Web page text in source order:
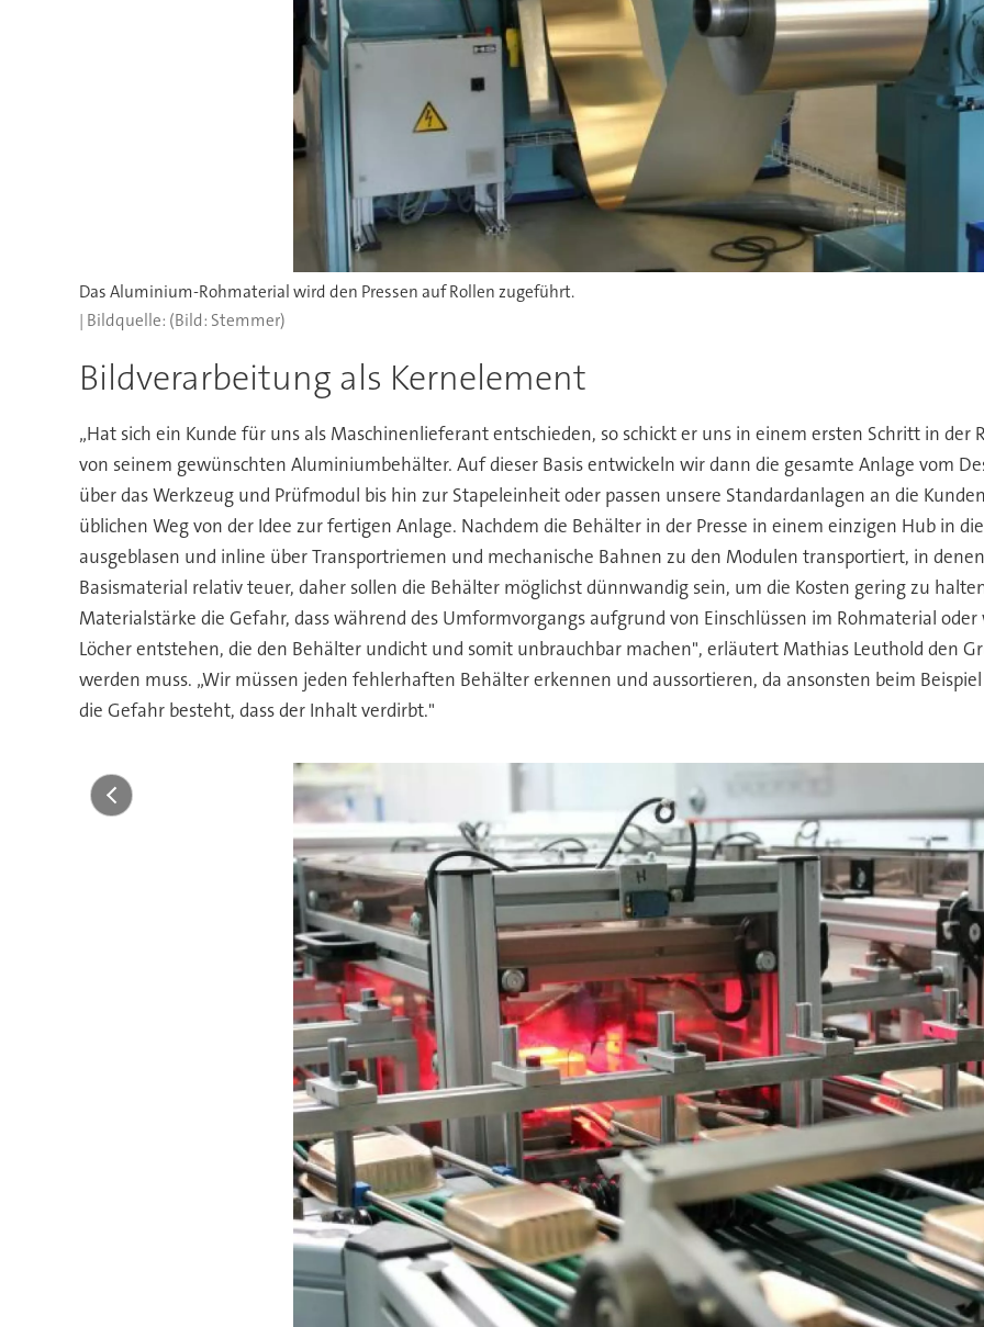
Das Aluminium-Rohmaterial wird den Pressen auf Rollen zugeführt.
(Bild: Stemmer)
Bildverarbeitung als Kernelement
„Hat sich ein Kunde für uns als Maschinenlieferant entschieden, so schickt er uns in einem ersten Schritt in der
von seinem gewünschten Aluminiumbehälter. Auf dieser Basis entwickeln wir dann die gesamte Anlage vom
über das Werkzeug und Prüfmodul bis hin zur Stapeleinheit oder passen unsere Standardanlagen an die
üblichen Weg von der Idee zur fertigen Anlage. Nachdem die Behälter in der Presse in einem einzigen Hub in
ausgeblasen und inline über Transportriemen und mechanische Bahnen zu den Modulen transportiert, in
Basismaterial relativ teuer, daher sollen die Behälter möglichst dünnwandig sein, um die Kosten gering zu
Materialstärke die Gefahr, dass während des Umformvorgangs aufgrund von Einschlüssen im Rohmaterial
Löcher entstehen, die den Behälter undicht und somit unbrauchbar machen", erläutert Mathias Leuthold den
werden muss. „Wir müssen jeden fehlerhaften Behälter erkennen und aussortieren, da ansonsten beim
die Gefahr besteht, dass der Inhalt verdirbt."